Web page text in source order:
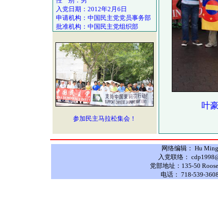
入党日期：2012年2月6日
申请机构：中国民主党党员事务部
批准机构：中国民主党组织部
参加民主马拉松集会！
叶
网络编辑： Hu
入党联络：
党部地址：135-50
电话： 718-539-